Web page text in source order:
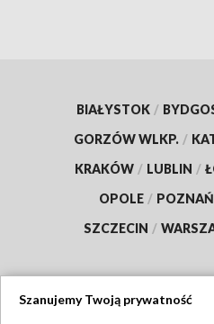
BIAŁYSTOK /
GORZÓW WLKP. /
KRAKÓW / LUBLIN /
OPOLE / POZNAŃ
SZCZECIN /
Szanujemy Twoją prywatność